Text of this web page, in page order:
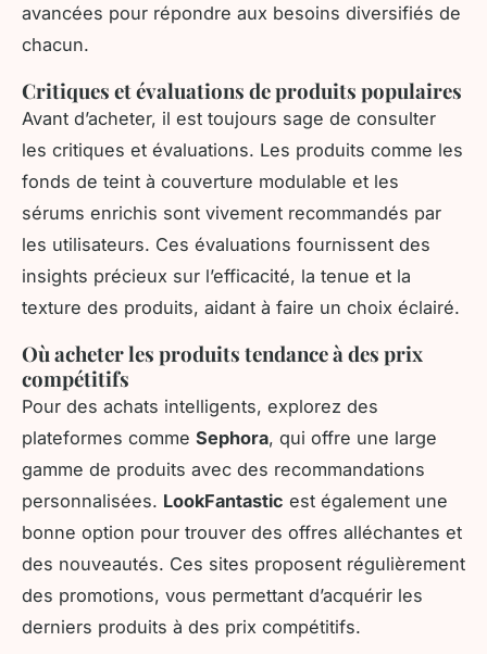
avancées pour répondre aux besoins diversifiés de
chacun.
Critiques et évaluations de produits populaires
Avant d’acheter, il est toujours sage de consulter
les critiques et évaluations. Les produits comme les
fonds de teint à couverture modulable et les
sérums enrichis sont vivement recommandés par
les utilisateurs. Ces évaluations fournissent des
insights précieux sur l’efficacité, la tenue et la
texture des produits, aidant à faire un choix éclairé.
Où acheter les produits tendance à des prix
compétitifs
Pour des achats intelligents, explorez des
plateformes comme Sephora, qui offre une large
gamme de produits avec des recommandations
personnalisées. LookFantastic est également une
bonne option pour trouver des offres alléchantes et
des nouveautés. Ces sites proposent régulièrement
des promotions, vous permettant d’acquérir les
derniers produits à des prix compétitifs.